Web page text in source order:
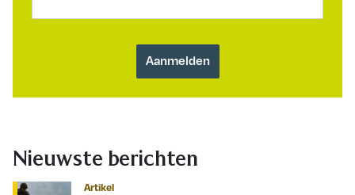
Nieuwste berichten
Artikel